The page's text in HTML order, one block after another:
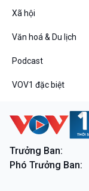
Xã hội
Văn hoá & Du lịch
Podcast
VOV1 đặc biệt
Trưởng Ban:
Phó Trưởng Ban: